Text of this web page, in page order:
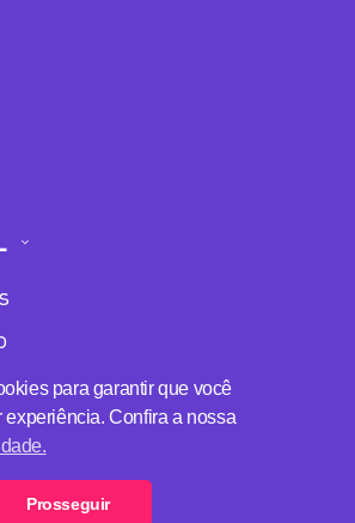
para garantir que você
experiência. Confira a nossa
Prosseguir
Mulher